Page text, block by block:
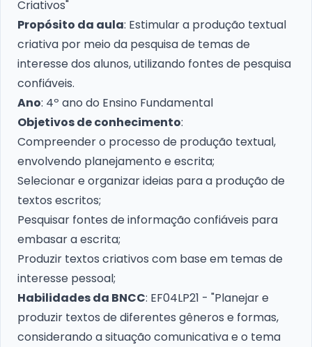
Criativos"
Propósito da aula: Estimular a produção textual
criativa por meio da pesquisa de temas de
interesse dos alunos, utilizando fontes de pesquisa
confiáveis.
Ano: 4º ano do Ensino Fundamental
Objetivos de conhecimento:
Compreender o processo de produção textual,
envolvendo planejamento e escrita;
Selecionar e organizar ideias para a produção de
textos escritos;
Pesquisar fontes de informação confiáveis para
embasar a escrita;
Produzir textos criativos com base em temas de
interesse pessoal;
Habilidades da BNCC: EF04LP21 - "Planejar e
produzir textos de diferentes gêneros e formas,
considerando a situação comunicativa e o tema